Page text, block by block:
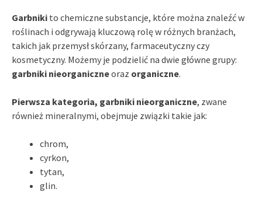
Garbniki to chemiczne substancje, które można znaleźć w
roślinach i odgrywają kluczową rolę w różnych branżach,
takich jak przemysł skórzany, farmaceutyczny czy
kosmetyczny. Możemy je podzielić na dwie główne grupy:
garbniki nieorganiczneoraz organiczne.
Pierwsza kategoria, garbniki nieorganiczne, zwane
również mineralnymi, obejmuje związki takie jak:
chrom,
cyrkon,
tytan,
glin.